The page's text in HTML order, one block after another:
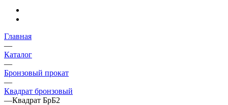
Главная
—
Каталог
—
Бронзовый прокат
—
Квадрат бронзовый
—Квадрат БрБ2